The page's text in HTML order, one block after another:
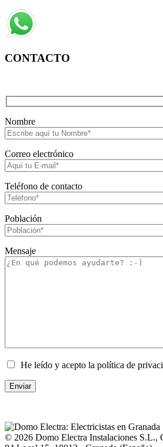
CONTACTO
Nombre
Correo electrónico
Teléfono de contacto
Población
Mensaje
He leído y acepto la política de
© 2026 Domo Electra Instalaciones S.L.,